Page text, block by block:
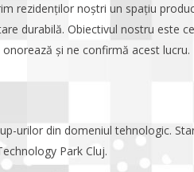
rezidenților noștri un spațiu
durabilă. Obiectivul nostru este
și ne confirmă acest lucru.
urilor din domeniul tehnologic.
Park Cluj.